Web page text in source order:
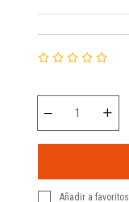
Añadir a favoritos